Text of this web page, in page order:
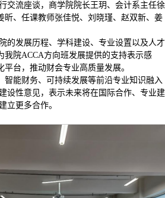
交流座谈，商学院院长王玥、会计系主任徐
昕、任课教师张佳悦、刘晓瑾、赵双新、姜
的发展历程、学科建设、专业设置以及人才
我院ACCA方向班发展提供的支持表示感
台，推动财会专业高质量发展。
智能财务、可持续发展等前沿专业知识融入
设性意见，表示未来将在国际合作、专业建
立更多合作。